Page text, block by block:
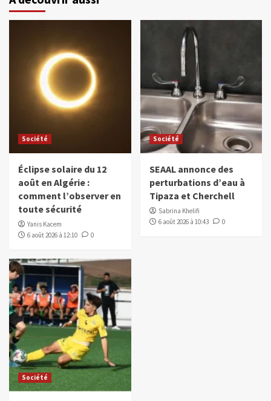
Société
Éclipse solaire du 12
août en Algérie :
comment l’observer en
toute sécurité
Yanis Kacem
6 août 2026 à 12:10
0
Société
SEAAL annonce des
perturbations d’eau à
Tipaza et Cherchell
Sabrina Khelifi
6 août 2026 à 10:43
0
Société